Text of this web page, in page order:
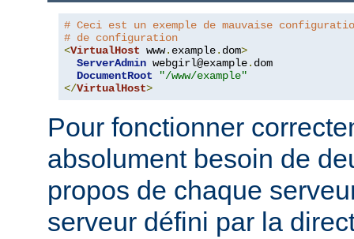
# Ceci est un exemple de mauvaise
# de configuration
<VirtualHost www. example. dom>
ServerAdmin webgirl@example. dom
DocumentRoot
"/www/example"
</VirtualHost>
Pour fonctionner
absolument besoin de
propos de chaque
serveur défini par la